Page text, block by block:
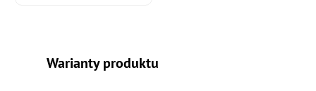
Warianty produktu